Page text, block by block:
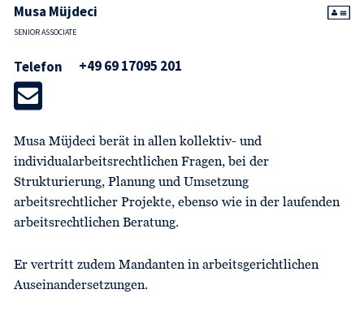
Musa Müjdeci
SENIOR ASSOCIATE
Telefon +49 69 17095 201
Musa Müjdeci berät in allen kollektiv- und
individualarbeitsrechtlichen Fragen, bei der
Strukturierung, Planung und Umsetzung
arbeitsrechtlicher Projekte, ebenso wie in der laufenden
arbeitsrechtlichen Beratung.
Er vertritt zudem Mandanten in arbeitsgerichtlichen
Auseinandersetzungen.